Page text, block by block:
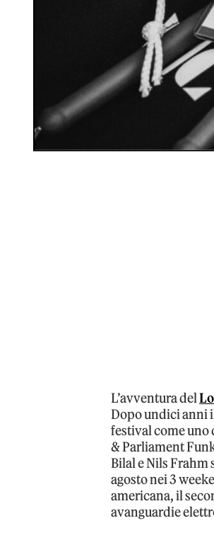
L’avventura del
Dopo undici anni
festival come uno
& Parliament
Bilal e Nils Frahm
agosto nei 3
americana, il
avanguardie